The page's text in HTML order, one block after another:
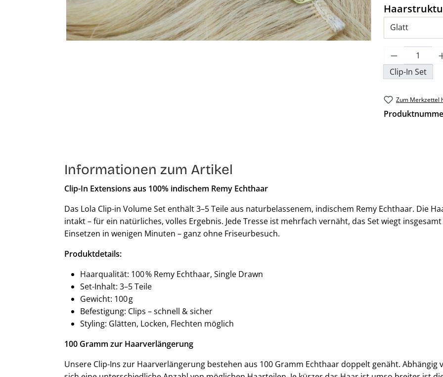
Produkt
Clip-In Set
Zum Merkzettel
Informationen zum Artikel
Clip-In Extensions aus 100% indischem Remy Echthaar
Das Lola Clip-in Volume Set enthält 3–5 Teile aus naturbelassenem, indischem Remy Echthaar. Die
intakt – für ein natürliches, volles Ergebnis. Jede Tresse ist mehrfach vernäht, das Set wiegt
Einsetzen in wenigen Minuten – ganz ohne Friseurbesuch.
Produktdetails:
Haarqualität: 100 % Remy Echthaar, Single Drawn
Set-Inhalt: 3–5 Teile
Gewicht: 100 g
Befestigung: Clips – schnell & sicher
Styling: Glätten, Locken, Flechten möglich
100 Gramm zur Haarverlängerung
Unsere Clip-Ins zur Haarverlängerung bestehen aus 100 Gramm Echthaar doppelt genäht.